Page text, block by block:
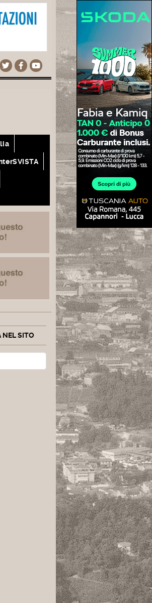
NEL SITO
Type 2 or more characters